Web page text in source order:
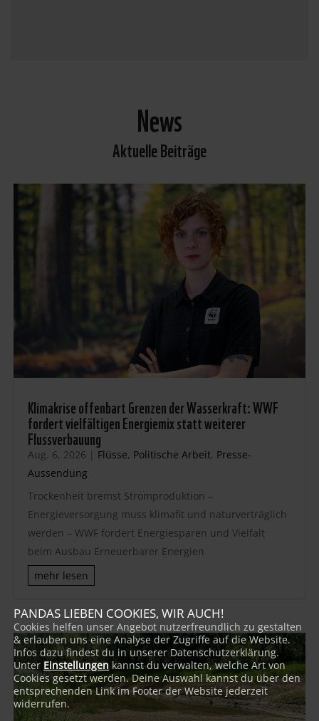
News
Aktuelle Beiträge
Klimakrise offenbart Grenzen der Wasserkraft: WWF
fordert vielfältigen Energiemix statt weiterer
Flussverbauung
Aug. 6, 2026 | Flüsse, Politische Arbeit, Presse-
Aussendung
Trockenheit bremst Stromproduktion –
Energieversorgung muss klimafit und naturverträglich
werden – WWF fordert Energiesparen und Vielfalt
beim Ausbau Erneuerbarer Energien
mehr lesen
PANDAS LIEBEN COOKIES, WIR AUCH!
Cookies helfen unser Angebot nutzerfreundlich zu gestalten
& erlauben uns eine Analyse der Zugriffe auf die Website.
Infos dazu findest du in unserer Datenschutzerklärung.
Unter Einstellungen kannst du verwalten, welche Art von
Cookies gesetzt werden. Deine Auswahl kannst du über den
entsprechenden Link im Footer der Website jederzeit
widerrufen.